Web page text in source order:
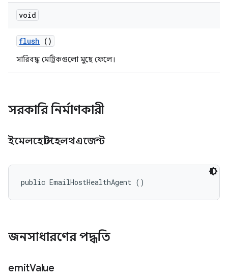
void
flush ()
সারিবদ্ধ মেট্রিকগুলো মুছে ফেলে।
সরকারি নির্মাণকারী
ইমেলহোস্টহেলথএজেন্ট
public EmailHostHealthAgent ()
জনসাধারণের পদ্ধতি
emitValue